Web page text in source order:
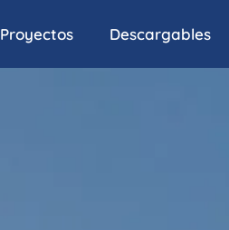
Proyectos Descargables